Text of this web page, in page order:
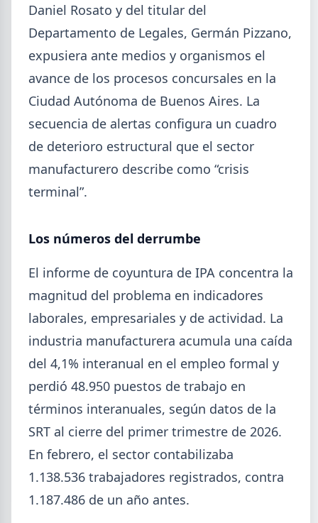
Paritaria UOM agosto 2026: sin
acuerdo, siguen vigentes los
valores de abril
UOM y cámaras metalúrgicas no cerraron la
paritaria. Agosto se liquida con los valores de abril:
GENERAL 2026-08-04
Día de la Siderurgia: cómo llega el
sector al aniversario 78 del legado
de Savio
El 31 de julio la industria del acero recordó a
Manuel Savio con inversiones millonarias, un
semestre de recuperación parcial y un mercado
que se reordena hacia la minería y la energía.
Daniel Rosato y del titular del
Departamento de Legales, Germán Pizzano,
expusiera ante medios y organismos el
avance de los procesos concursales en la
Ciudad Autónoma de Buenos Aires. La
secuencia de alertas configura un cuadro
de deterioro estructural que el sector
manufacturero describe como “crisis
terminal”.
Los números del derrumbe
El informe de coyuntura de IPA concentra la
magnitud del problema en indicadores
laborales, empresariales y de actividad. La
industria manufacturera acumula una caída
del 4,1% interanual en el empleo formal y
perdió 48.950 puestos de trabajo en
términos interanuales, según datos de la
SRT al cierre del primer trimestre de 2026.
En febrero, el sector contabilizaba
1.138.536 trabajadores registrados, contra
1.187.486 de un año antes.